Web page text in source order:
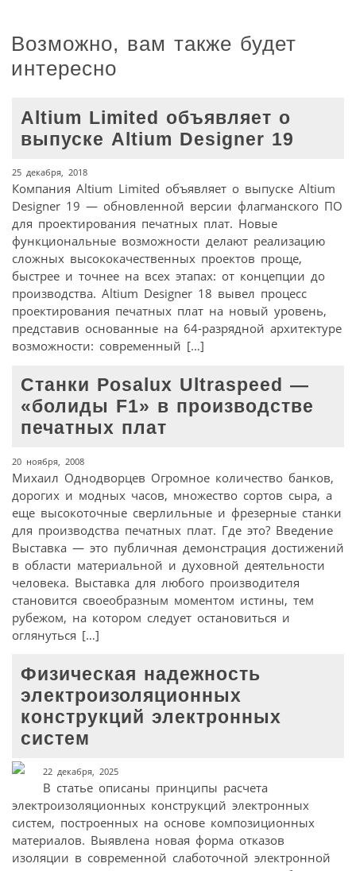
Возможно, вам также будет
интересно
Altium Limited объявляет о
выпуске Altium Designer 19
25 декабря, 2018
Компания Altium Limited объявляет о выпуске Altium
Designer 19 — обновленной версии флагманского ПО
для проектирования печатных плат. Новые
функциональные возможности делают реализацию
сложных высококачественных проектов проще,
быстрее и точнее на всех этапах: от концепции до
производства. Altium Designer 18 вывел процесс
проектирования печатных плат на новый уровень,
представив основанные на 64-разрядной архитектуре
возможности: современный […]
Станки Posalux Ultraspeed —
«болиды F1» в производстве
печатных плат
20 ноября, 2008
Михаил Однодворцев Огромное количество банков,
дорогих и модных часов, множество сортов сыра, а
еще высокоточные сверлильные и фрезерные станки
для производства печатных плат. Где это? Введение
Выставка — это публичная демонстрация достижений
в области материальной и духовной деятельности
человека. Выставка для любого производителя
становится своеобразным моментом истины, тем
рубежом, на котором следует остановиться и
оглянуться […]
Физическая надежность
электроизоляционных
конструкций электронных
систем
22 декабря, 2025
В статье описаны принципы расчета
электроизоляционных конструкций электронных
систем, построенных на основе композиционных
материалов. Выявлена новая форма отказов
изоляции в современной слаботочной электронной